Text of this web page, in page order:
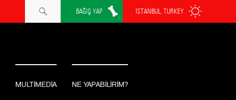
İSTANBUL, TURKEY
BAĞIŞ YAP
MULTİMEDİA NE YAPABİLİRİM?